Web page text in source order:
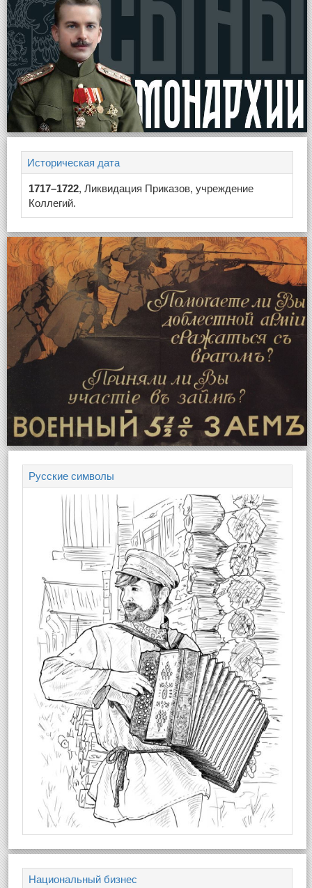
Историческая дата
1717–1722, Ликвидация Приказов, учреждение
Коллегий.
Русские символы
Национальный бизнес